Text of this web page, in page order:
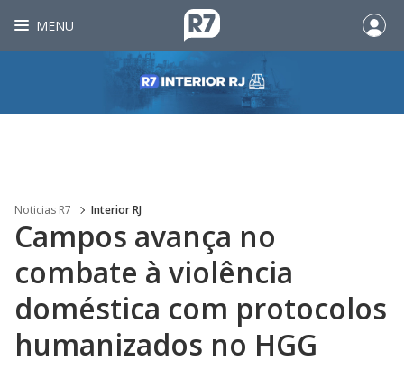
MENU
Noticias R7 Interior RJ
Campos avança no
combate à violência
doméstica com protocolos
humanizados no HGG